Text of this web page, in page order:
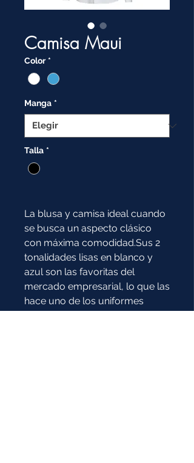
Camisa Maui
Color *
Manga *
Talla *
La blusa y camisa ideal cuando
se busca un aspecto clásico
con máxima comodidad.Sus 2
tonalidades lisas en blanco y
azul son las favoritas del
mercado empresarial, lo que las
hace uno de los uniformes